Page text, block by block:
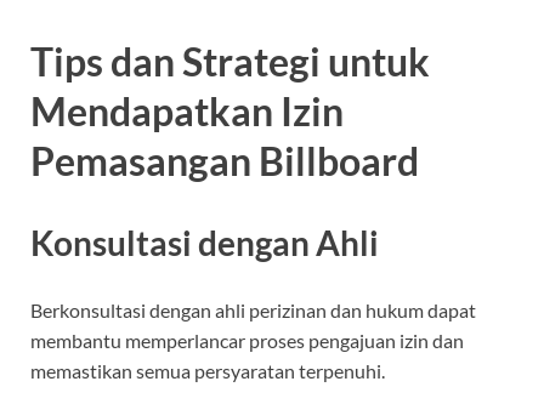
Tips dan Strategi untuk
Mendapatkan Izin
Pemasangan Billboard
Konsultasi dengan Ahli
Berkonsultasi dengan ahli perizinan dan hukum dapat
membantu memperlancar proses pengajuan izin dan
memastikan semua persyaratan terpenuhi.